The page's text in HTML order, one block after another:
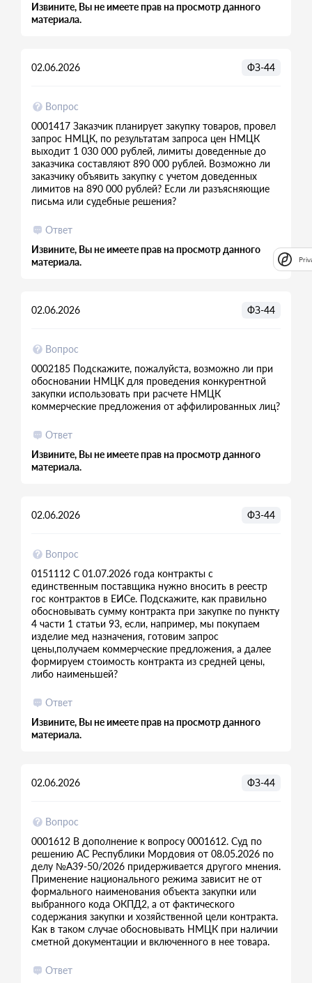
Извините, Вы не имеете прав на просмотр данного
материала.
Вопрос
0001417 Заказчик планирует закупку товаров, провел
запрос НМЦК, по результатам запроса цен НМЦК
выходит 1 030 000 рублей, лимиты доведенные до
заказчика составляют 890 000 рублей. Возможно ли
заказчику объявить закупку с учетом доведенных
лимитов на 890 000 рублей? Если ли разъясняющие
письма или судебные решения?
Ответ
Извините, Вы не имеете прав на просмотр данного
материала.
02.06.2026 ФЗ-44
Вопрос
0002185 Подскажите, пожалуйста, возможно ли при
обосновании НМЦК для проведения конкурентной
закупки использовать при расчете НМЦК
коммерческие предложения от аффилированных лиц?
Ответ
Извините, Вы не имеете прав на просмотр данного
материала.
02.06.2026 ФЗ-44
Вопрос
0151112 С 01.07.2026 года контракты с
единственным поставщика нужно вносить в реестр
гос контрактов в ЕИСе. Подскажите, как правильно
обосновывать сумму контракта при закупке по пункту
4 части 1 статьи 93, если, например, мы покупаем
изделие мед назначения, готовим запрос
цены,получаем коммерческие предложения, а далее
формируем стоимость контракта из средней цены,
либо наименьшей?
Ответ
Извините, Вы не имеете прав на просмотр данного
материала.
02.06.2026 ФЗ-44
Вопрос
0001612 В дополнение к вопросу 0001612. Суд по
решению АС Республики Мордовия от 08.05.2026 по
делу №А39-50/2026 придерживается другого мнения.
Применение национального режима зависит не от
формального наименования объекта закупки или
выбранного кода ОКПД2, а от фактического
содержания закупки и хозяйственной цели контракта.
Как в таком случае обосновывать НМЦК при наличии
сметной документации и включенного в нее товара.
Ответ
02.06.2026 ФЗ-44